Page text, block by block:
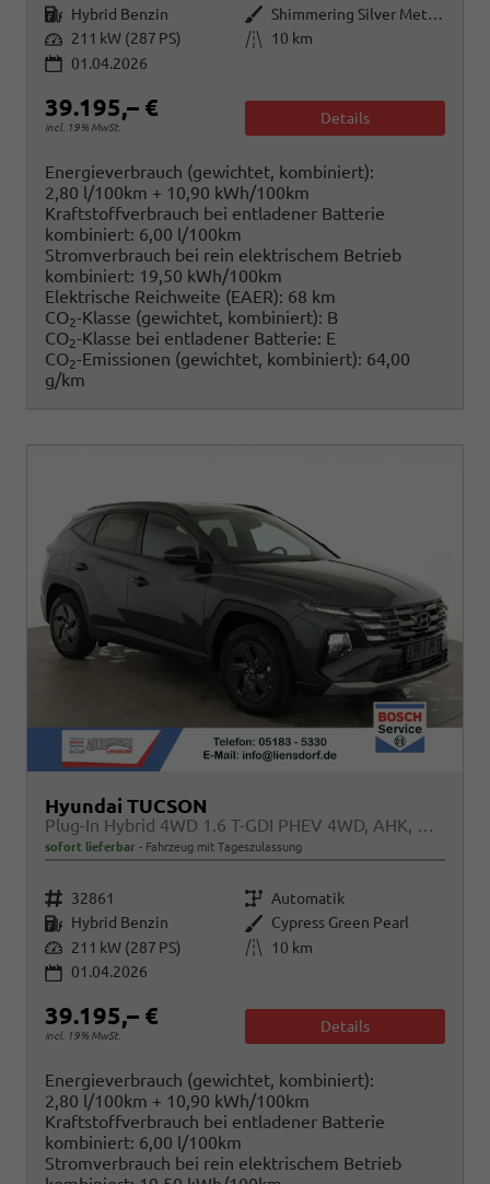
Kraftstoff Hybrid Benzin Außenfarbe
Shimmering Silver Metallic
Leistung 211 kW (287 PS) Kilometerstand
10 km
01.04.2026
39.195,– €
incl. 19% MwSt.
Details
Energieverbrauch (gewichtet, kombiniert):
2,80 l/100km + 10,90 kWh/100km
Kraftstoffverbrauch bei entladener Batterie
kombiniert: 6,00 l/100km
Stromverbrauch bei rein elektrischem Betrieb
kombiniert: 19,50 kWh/100km
Elektrische Reichweite (EAER): 68 km
CO2-Klasse (gewichtet, kombiniert): B
CO2-Klasse bei entladener Batterie: E
CO2-Emissionen (gewichtet, kombiniert): 64,00
g/km
Hyundai TUCSON
Plug-In Hybrid 4WD 1.6 T-GDI PHEV 4WD, AHK, Navi, Kamera, Side, Winter
sofort lieferbar Fahrzeug mit Tageszulassung
Fahrzeugnr. 32861 Getriebe Automatik
Kraftstoff Hybrid Benzin Außenfarbe Cypress Green Pearl
Leistung 211 kW (287 PS) Kilometerstand
10 km
01.04.2026
39.195,– €
incl. 19% MwSt.
Details
Energieverbrauch (gewichtet, kombiniert):
2,80 l/100km + 10,90 kWh/100km
Kraftstoffverbrauch bei entladener Batterie
kombiniert: 6,00 l/100km
Stromverbrauch bei rein elektrischem Betrieb